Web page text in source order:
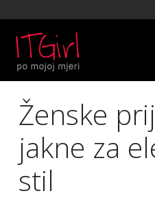
Ženske
jakne za
stil